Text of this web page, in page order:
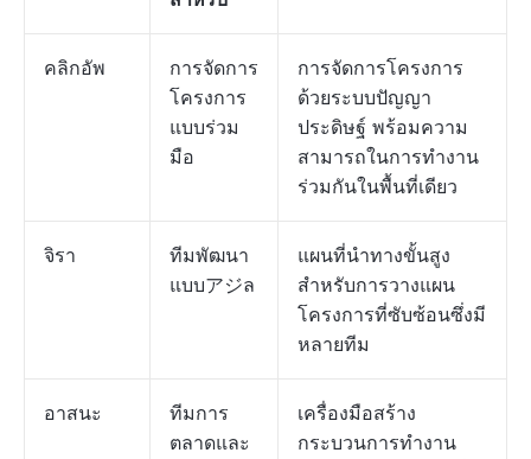
คลิกอัพ
การจัดการ
โครงการ
แบบร่วม
มือ
การจัดการโครงการ
ด้วยระบบปัญญา
ประดิษฐ์ พร้อมความ
สามารถในการทำงาน
ร่วมกันในพื้นที่เดียว
จิรา
ทีมพัฒนา
แบบアジล
แผนที่นำทางขั้นสูง
สำหรับการวางแผน
โครงการที่ซับซ้อนซึ่งมี
หลายทีม
อาสนะ
ทีมการ
ตลาดและ
เครื่องมือสร้าง
กระบวนการทำงาน